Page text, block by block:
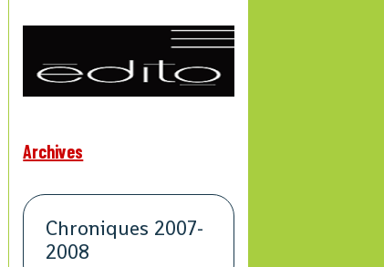
Archives
Chroniques 2007-
2008